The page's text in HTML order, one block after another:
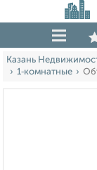
Казань
1‑комнатные